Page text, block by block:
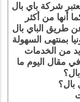
شركة باي بال
أنها من أكثر
طريق الباي بال
بمنتهى السهولة
من الخدمات
مقال اليوم ما